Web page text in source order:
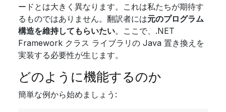
ードとは大きく異なります。これは私たちが期待す
るものではありません。翻訳者には元のプログラム
構造を維持してもらいたい。ここで、.NET
Framework クラス ライブラリの Java 置き換えを
実装する必要性が生じます。
どのように機能するのか
簡単な例から始めましょう: